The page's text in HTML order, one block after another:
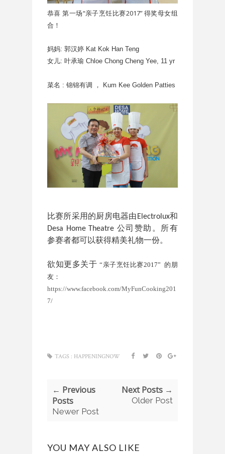
恭喜 第一场“亲子烹饪比赛2017” 得奖母女组
合！
妈妈: 郭汉婷 Kat Kok Han Teng
女儿: 叶承瑜 Chloe Chong Cheng Yee, 11 yr
菜名 : 锦锦有调 ， Kum Kee Golden Patties
比赛所采用的厨房电器由 Electrolux和
Desa Home Theatre 公司赞助。所有
参赛者都可以获得精美礼物一份。
欲知更多关于“亲子烹饪比赛2017” 的朋
友：
https://www.facebook.com/MyFunCooking201
7/
TAGS : HAPPENINGNOW
← Previous
Posts
Newer Post
Next Posts →
Older Post
YOU MAY ALSO LIKE